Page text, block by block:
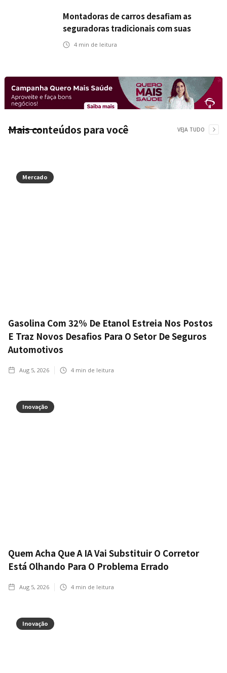
Montadoras de carros desafiam as
seguradoras tradicionais com suas
próprias opções de seguro
4 min de leitura
Mais conteúdos para você VEJA TUDO
Mercado
Gasolina Com 32% De Etanol Estreia Nos Postos
E Traz Novos Desafios Para O Setor De Seguros
Automotivos
Aug 5, 2026 4 min de leitura
Inovação
Quem Acha Que A IA Vai Substituir O Corretor
Está Olhando Para O Problema Errado
Aug 5, 2026 4 min de leitura
Inovação